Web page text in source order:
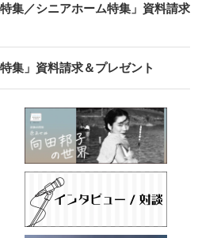
集／シニアホーム特集」資料請求
集」資料請求＆プレゼント